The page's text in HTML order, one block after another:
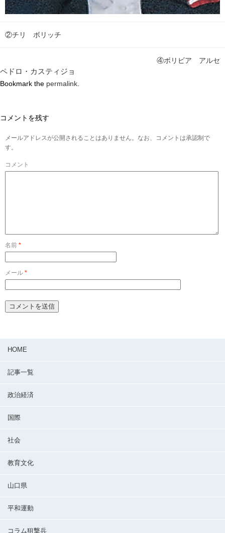
②チリ ボリッチ
④ボリビア アルセ
ペドロ・カスティジョ
Bookmark the permalink.
コメントを残す
メールアドレスが公開されることはありません。なお、コメントは承認制で
す。
コメント
名前 *
メール *
HOME
記事一覧
政治経済
国際
社会
教育文化
山口県
平和運動
コラム狙撃兵